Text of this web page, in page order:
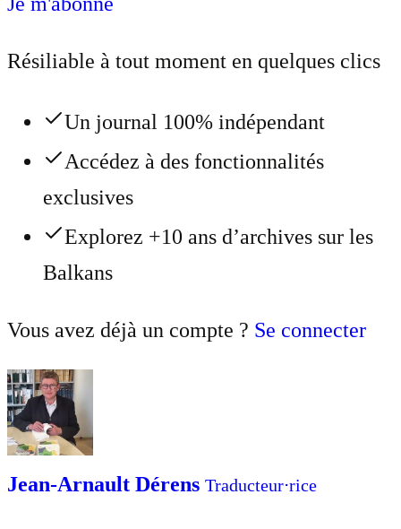
Résiliable à tout moment en quelques clics
Un journal 100% indépendant
Accédez à des fonctionnalités
exclusives
Explorez +10 ans d’archives sur les
Balkans
Vous avez déjà un compte ? Se connecter
Jean-Arnault Dérens Traducteur⋅rice